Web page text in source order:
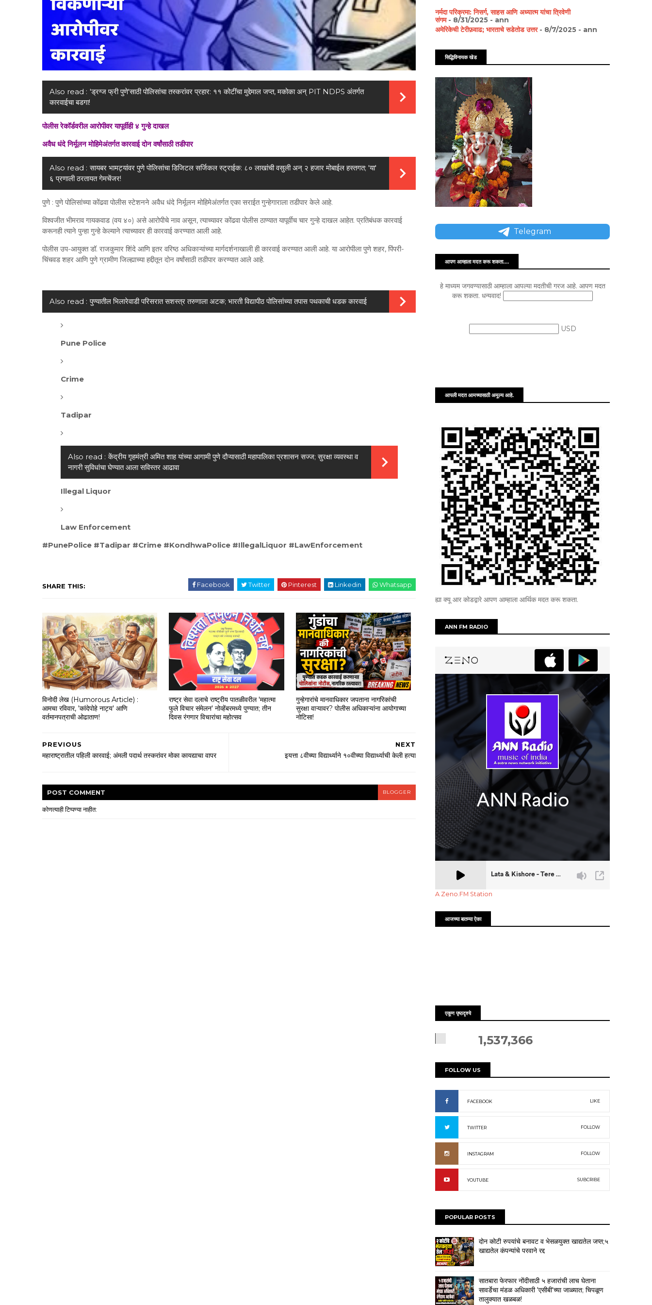
Also read : 'ड्रग्ज फ्री पुणे'साठी पोलिसांचा तस्करांवर प्रहार: ११ कोटींचा मुद्देमाल जप्त, मकोका अन् PIT NDPS अंतर्गत
कारवाईचा बडगा!
पोलीस रेकॉर्डवरील आरोपीवर यापूर्वीही ४ गुन्हे दाखल
अवैध धंदे निर्मूलन मोहिमेअंतर्गत कारवाई दोन वर्षांसाठी तडीपार
Also read : सायबर भामट्यांवर पुणे पोलिसांचा डिजिटल सर्जिकल स्ट्राईक: ८० लाखांची वसुली अन् २ हजार मोबाईल हस्तगत; 'या'
६ प्रणाली ठरतायत गेमचेंजर!
पुणे : पुणे पोलिसांच्या कोंढवा पोलीस स्टेशनने अवैध धंदे निर्मूलन मोहिमेअंतर्गत एका सराईत गुन्हेगाराला तडीपार केले आहे.
विश्वजीत भीमराव गायकवाड (वय ४०) असे आरोपीचे नाव असून, त्याच्यावर कोंढवा पोलीस ठाण्यात यापूर्वीच चार गुन्हे दाखल आहेत. प्रतिबंधक कारवाई
करूनही त्याने पुन्हा गुन्हे केल्याने त्याच्यावर ही कारवाई करण्यात आली आहे.
पोलीस उप-आयुक्त डॉ. राजकुमार शिंदे आणि इतर वरिष्ठ अधिकाऱ्यांच्या मार्गदर्शनाखाली ही कारवाई करण्यात आली आहे. या आरोपीला पुणे शहर, पिंपरी-
चिंचवड शहर आणि पुणे ग्रामीण जिल्ह्याच्या हद्दीतून दोन वर्षांसाठी तडीपार करण्यात आले आहे.
Also read : पुण्यातील भिलारेवाडी परिसरात सशस्त्र तरुणाला अटक; भारती विद्यापीठ पोलिसांच्या तपास पथकाची धडक कारवाई
Pune Police
Crime
Tadipar
Also read : केंद्रीय गृहमंत्री अमित शाह यांच्या आगामी पुणे दौऱ्यासाठी महापालिका प्रशासन सज्ज; सुरक्षा व्यवस्था व
नागरी सुविधांचा घेण्यात आला सविस्तर आढावा
Illegal Liquor
Law Enforcement
#PunePolice #Tadipar #Crime #KondhwaPolice #IllegalLiquor #LawEnforcement
SHARE THIS: Facebook Twitter Pinterest Linkedin Whatsapp
विनोदी लेख (Humorous Article) :
आमचा रविवार, 'कांदेपोहे नाट्य' आणि
वर्तमानपत्राची ओढाताण!
राष्ट्र सेवा दलाचे राष्ट्रीय पातळीवरील 'महात्मा
फुले विचार संमेलन' नोव्हेंबरमध्ये पुण्यात; तीन
दिवस रंगणार विचारांचा महोत्सव
गुन्हेगारांचे मानवाधिकार जपताना नागरिकांची
सुरक्षा वाऱ्यावर? पोलीस अधिकाऱ्यांना आयोगाच्या
नोटिसा!
NEXT
इयत्ता ८वीच्या विद्यार्थ्याने १०वीच्या विद्यार्थ्याची केली हत्या
PREVIOUS
महाराष्ट्रातील पहिली कारवाई; अंमली पदार्थ तस्करांवर मोका कायद्याचा वापर
POST COMMENT BLOGGER
कोणत्याही टिप्पण्‍या नाहीत:
नर्मदा परिक्रमा: निसर्ग, साहस आणि अध्यात्म यांचा त्रिवेणी
संगम- 8/31/2025 - ann
अमेरिकेची टेरीफ़वाढ; भारताचे सडेतोड उत्तर- 8/7/2025 - ann
सिद्धिविनायक खेड
Telegram
आपण आम्हाला मदत करू शकता....
हे माध्यम जगवण्यासाठी आम्हाला आपल्या मदतीची गरज आहे. आपण मदत
करू शकता. धन्यवाद!
USD
आपली मदत आमच्यासाठी अमूल्य आहे.
ह्या क्यू आर कोडद्वारे आपण आम्हाला आर्थिक मदत करू शकता.
ANN FM RADIO
A Zeno.FM Station
आजच्या बातम्या ऐका
एकूण पृष्ठदृश्ये
1,537,366
FOLLOW US
FACEBOOK LIKE
TWITTER FOLLOW
INSTAGRAM FOLLOW
YOUTUBE SUBCRIBE
POPULAR POSTS
दोन कोटी रुपयांचे बनावट व भेसळयुक्त खाद्यतेल जप्त;५
खाद्यतेल कंपन्यांचे परवाने रद्द
सातबारा फेरफार नोंदीसाठी ५ हजारांची लाच घेताना
सावर्डेचा मंडळ अधिकारी 'एसीबी'च्या जाळ्यात; चिपळूण
तालुक्यात खळबळ!